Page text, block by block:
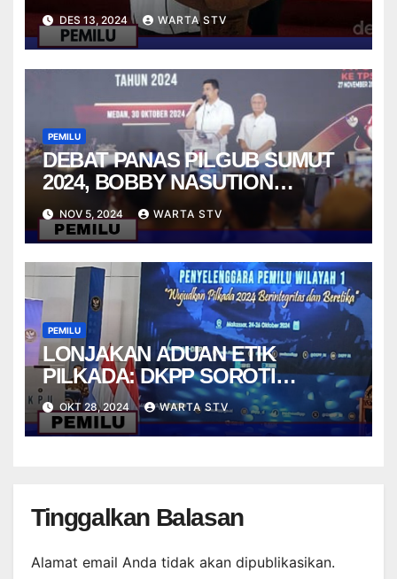
YANG PERLU DIREVISI?
DES 13, 2024 WARTA STV
PEMILU
DEBAT PANAS PILGUB SUMUT
2024, BOBBY NASUTION
TANTANG EDY RAHMAYADI
SOAL ANGGARAN KESEHATAN
DAN PEMBELIAN MEDAN CLUB
NOV 5, 2024 WARTA STV
PEMILU
LONJAKAN ADUAN ETIK
PILKADA: DKPP SOROTI
KEDEKATAN
PENYELENGGARAAN DENGAN
PESERTA
OKT 28, 2024 WARTA STV
Tinggalkan Balasan
Alamat email Anda tidak akan dipublikasikan.